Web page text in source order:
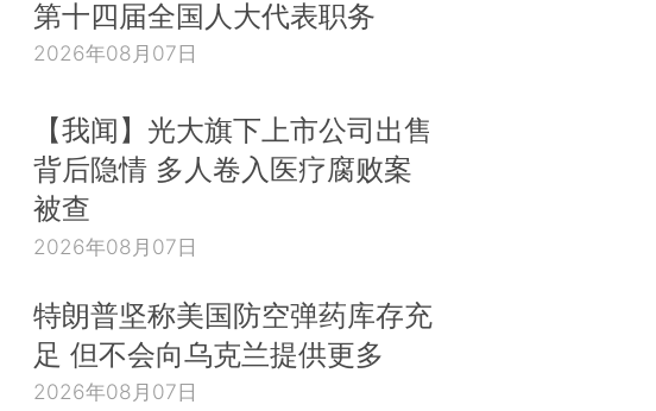
第十四届全国人大代表职务
2026年08月07日
【我闻】光大旗下上市公司出售
背后隐情 多人卷入医疗腐败案
被查
2026年08月07日
特朗普坚称美国防空弹药库存充
足 但不会向乌克兰提供更多
2026年08月07日